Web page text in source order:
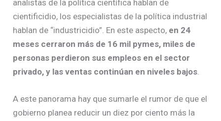
analistas de la política científica hablan de
cientificidio, los especialistas de la política industrial
hablan de “industricidio”. En este aspecto, en 24
meses cerraron más de 16 mil pymes, miles de
personas perdieron sus empleos en el sector
privado, y las ventas continúan en niveles bajos
A este panorama hay que sumarle el rumor de que el
gobierno planea reducir un diez por ciento más la